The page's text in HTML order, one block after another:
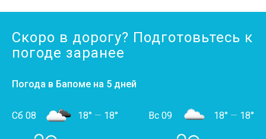
Скоро в дорогу? Подготовьтесь к
погоде заранее
Погода в Бапоме на 5 дней
Сб 08 18° — 18° Вс 09 18° — 18°